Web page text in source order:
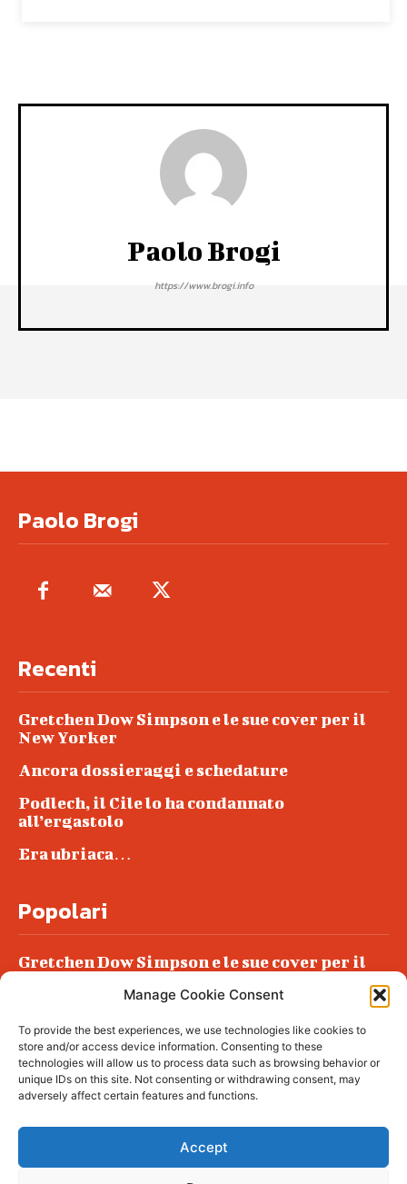
Manage Cookie Consent
To provide the best experiences, we use technologies like cookies to
store and/or access device information. Consenting to these
technologies will allow us to process data such as browsing behavior or
unique IDs on this site. Not consenting or withdrawing consent, may
adversely affect certain features and functions.
Accept
Paolo Brogi
https://www.brogi.info
Paolo Brogi
Recenti
Gretchen Dow Simpson e le sue cover per il
New Yorker
Ancora dossieraggi e schedature
Podlech, il Cile lo ha condannato
all’ergastolo
Era ubriaca…
Popolari
Gretchen Dow Simpson e le sue cover per il
Podlech, il Cile lo ha condannato
all’ergastolo
Era ubriaca…